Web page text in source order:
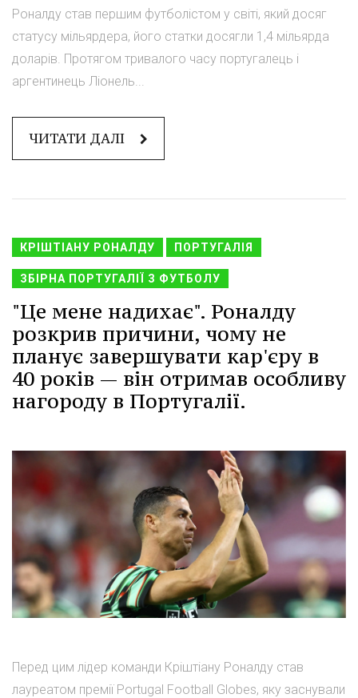
Роналду став першим футболістом у світі, який досяг
статусу мільярдера, його статки досягли 1,4 мільярда
доларів. Протягом тривалого часу португалець і
аргентинець Ліонель...
ЧИТАТИ ДАЛІ
КРІШТІАНУ РОНАЛДУ ПОРТУГАЛІЯ
ЗБІРНА ПОРТУГАЛІЇ З ФУТБОЛУ
"Це мене надихає". Роналду
розкрив причини, чому не
планує завершувати кар'єру в
40 років — він отримав особливу
нагороду в Португалії.
Перед цим лідер команди Кріштіану Роналду став
лауреатом премії Portugal Football Globes, яку заснували